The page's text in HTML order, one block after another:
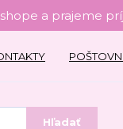
a prajeme
Hľadať